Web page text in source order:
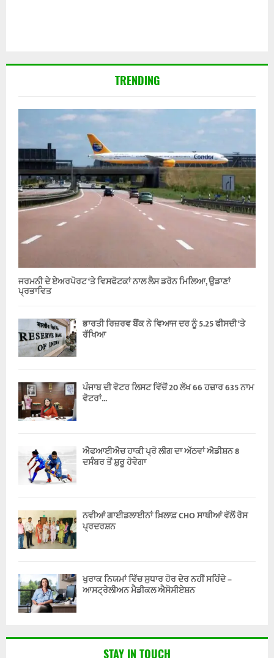
TRENDING
ਜਰਮਨੀ ਦੇ ਏਅਰਪੋਰਟ ‘ਤੇ ਵਿਸਫੋਟਕਾਂ ਨਾਲ ਲੈਸ ਡਰੋਨ ਮਿਲਿਆ, ਉਡਾਣਾਂ
ਪ੍ਰਭਾਵਿਤ
ਭਾਰਤੀ ਰਿਜ਼ਰਵ ਬੈਂਕ ਨੇ ਵਿਆਜ ਦਰ ਨੂੰ 5.25 ਫੀਸਦੀ ‘ਤੇ
ਰੱਖਿਆ
ਪੰਜਾਬ ਦੀ ਵੋਟਰ ਲਿਸਟ ਵਿੱਚੋਂ 20 ਲੱਖ 66 ਹਜ਼ਾਰ 635 ਨਾਮ
ਵੋਟਰਾਂ...
ਐਫਆਈਐਚ ਹਾਕੀ ਪ੍ਰੋ ਲੀਗ ਦਾ ਅੱਠਵਾਂ ਐਡੀਸ਼ਨ 8
ਦਸੰਬਰ ਤੋਂ ਸ਼ੁਰੂ ਹੋਵੇਗਾ
ਨਵੀਆਂ ਗਾਈਡਲਾਈਨਾਂ ਖ਼ਿਲਾਫ਼ CHO ਸਾਥੀਆਂ ਵੱਲੋਂ ਰੋਸ
ਪ੍ਰਦਰਸ਼ਨ
ਖੁਰਾਕ ਨਿਯਮਾਂ ਵਿੱਚ ਸੁਧਾਰ ਹੋਰ ਦੇਰ ਨਹੀਂ ਸਹਿੰਦੇ –
ਆਸਟ੍ਰੇਲੀਅਨ ਮੈਡੀਕਲ ਐਸੋਸੀਏਸ਼ਨ
STAY IN TOUCH